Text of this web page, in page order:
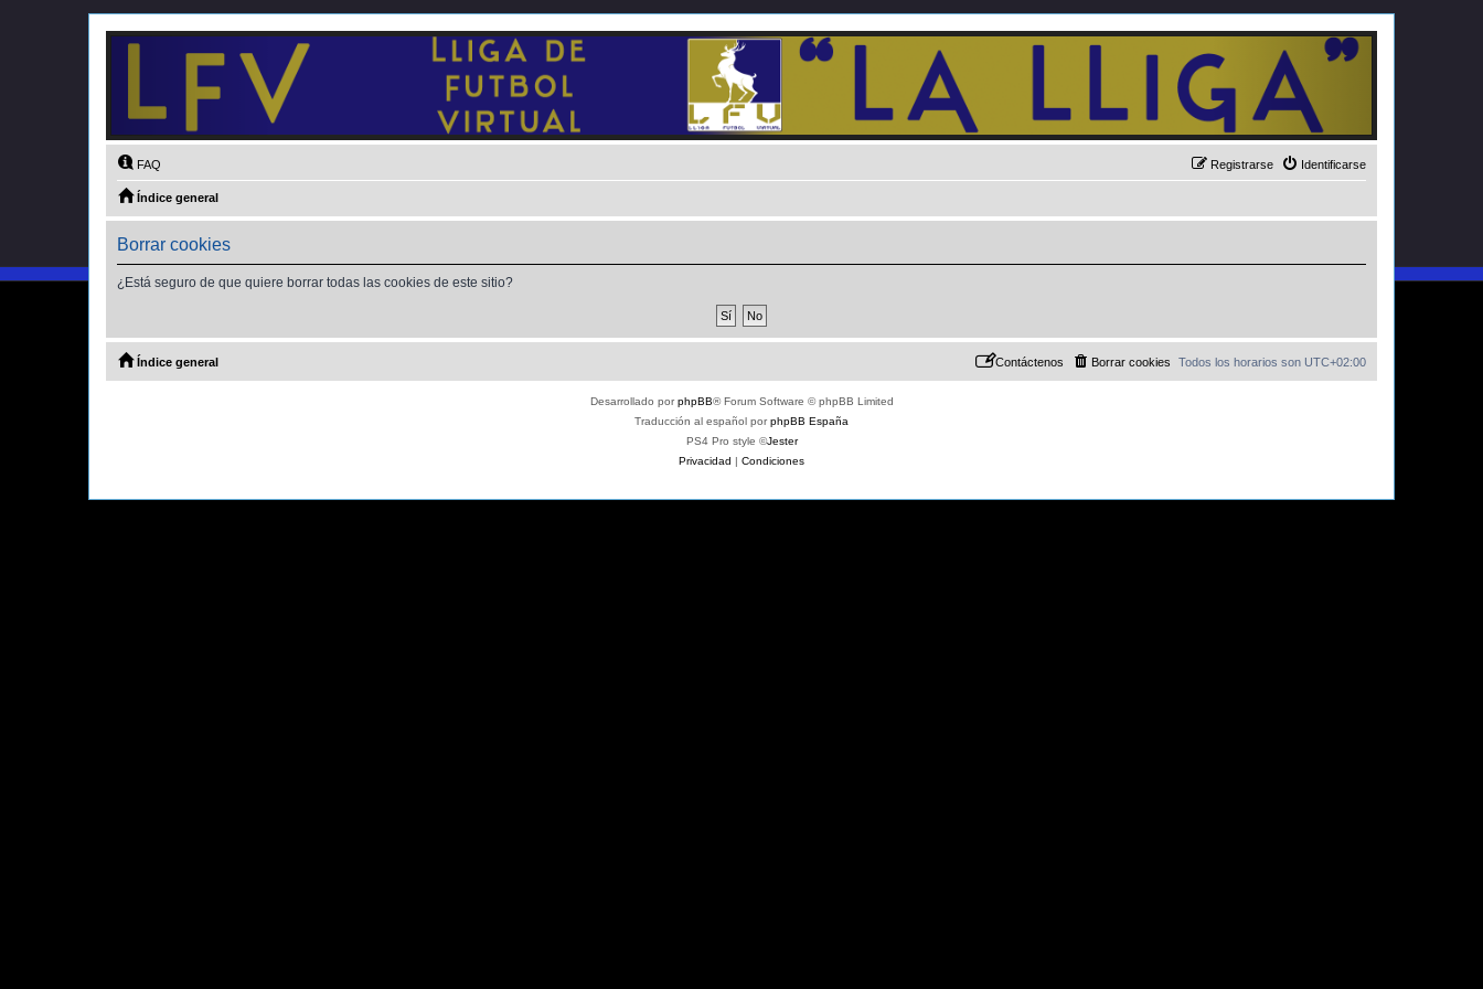
FAQ Identificarse
Registrarse
Índice general
Borrar cookies
¿Está seguro de que quiere borrar todas las cookies de este sitio?
Índice general Todos los horarios son UTC+02:00
Borrar cookies
Contáctenos
Desarrollado porphpBB® Forum Software © phpBB Limited
Traducción al español porphpBB España
PS4 Pro style ©Jester
Privacidad | Condiciones